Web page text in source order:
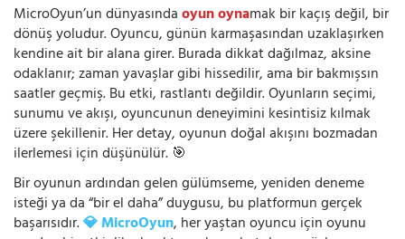
MicroOyun’un dünyasındaoyun oynamak bir kaçış değil, bir
dönüş yoludur. Oyuncu, günün karmaşasından uzaklaşırken
kendine ait bir alana girer. Burada dikkat dağılmaz, aksine
odaklanır; zaman yavaşlar gibi hissedilir, ama bir bakmışsın
saatler geçmiş. Bu etki, rastlantı değildir. Oyunların seçimi,
sunumu ve akışı, oyuncunun deneyimini kesintisiz kılmak
üzere şekillenir. Her detay, oyunun doğal akışını bozmadan
ilerlemesi için düşünülür. 🎯
Bir oyunun ardından gelen gülümseme, yeniden deneme
isteği ya da “bir el daha” duygusu, bu platformun gerçek
başarısıdır.💎 MicroOyun, her yaştan oyuncu için oyunu